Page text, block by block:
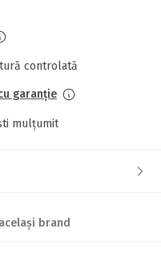
controlată
garanție
mulțumit
brand